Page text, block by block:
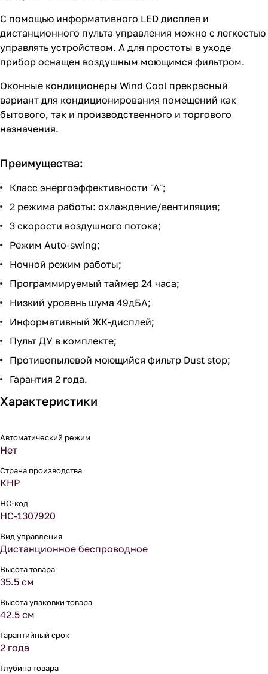
С помощью информативного LED дисплея и
дистанционного пульта управления можно с легкостью
управлять устройством. А для простоты в уходе
прибор оснащен воздушным моющимся фильтром.
Оконные кондиционеры Wind Cool прекрасный
вариант для кондиционирования помещений как
бытового, так и производственного и торгового
назначения.
Преимущества:
Класс энергоэффективности "А";
2 режима работы: охлаждение/вентиляция;
3 скорости воздушного потока;
Режим Auto-swing;
Ночной режим работы;
Программируемый таймер 24 часа;
Низкий уровень шума 49дБА;
Информативный ЖК-дисплей;
Пульт ДУ в комплекте;
Противопылевой моющийся фильтр Dust stop;
Гарантия 2 года.
Характеристики
Автоматический режим
Нет
Страна производства
КНР
НС-код
НС-1307920
Вид управления
Дистанционное беспроводное
Высота товара
35.5 см
Высота упаковки товара
42.5 см
Гарантийный срок
2 года
Глубина товара